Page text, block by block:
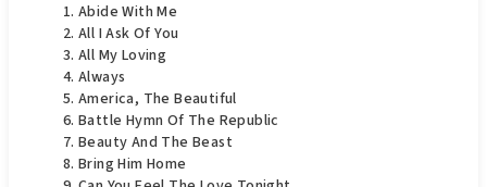
Abide With Me
All I Ask Of You
All My Loving
Always
America, The Beautiful
Battle Hymn Of The Republic
Beauty And The Beast
Bring Him Home